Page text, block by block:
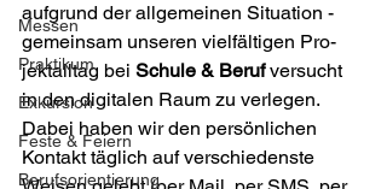
Messen
Praktikum
Exkursion
Feste & Feiern
Berufsorientierung
aufgrund der allgemeinen Situation -
gemeinsam unseren vielfältigen Pro­
jekt­all­tag bei Schule & Beruf versucht
in den digitalen Raum zu verlegen.
Dabei haben wir den per­sön­lichen
Kontakt täglich auf verschiedenste